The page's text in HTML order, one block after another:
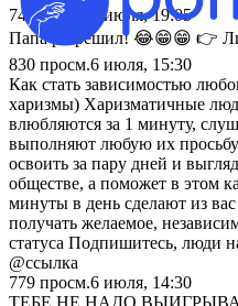
741просм.
6 июля, 19:05
Папа разрешил! 😂😁😁 👉
830 просм.6 июля, 15:30
Как стать зависимостью
харизмы) Харизматичные
влюбляются за 1 минуту,
выполняют любую их
освоить за пару дней и
обществе, а поможет в этом
минуты в день сделают из
получать желаемое,
статуса Подпишитесь, люди
@ссылка
779 просм.6 июля, 14:30
ТЕБЕ НЕ НАДО